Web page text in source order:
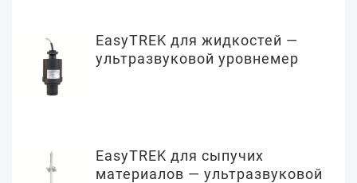
EasyTREK для жидкостей —
ультразвуковой уровнемер
EasyTREK для сыпучих
материалов — ультразвуковой